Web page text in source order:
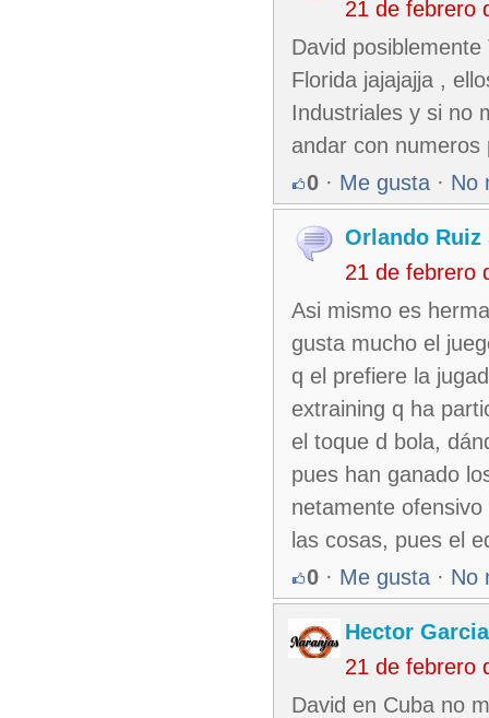
21 de febrero
David
Florida jajajajja ,
Industriales y si no
andar con numeros
0 · Me gusta · No
Orlando Ruiz
21 de febrero
Asi mismo es
gusta mucho el
q el prefiere la
extraining q ha
el toque d bola,
pues han ganado
netamente
las cosas, pues el
0 · Me gusta · No
Hector Garcia
21 de febrero
David en Cuba no